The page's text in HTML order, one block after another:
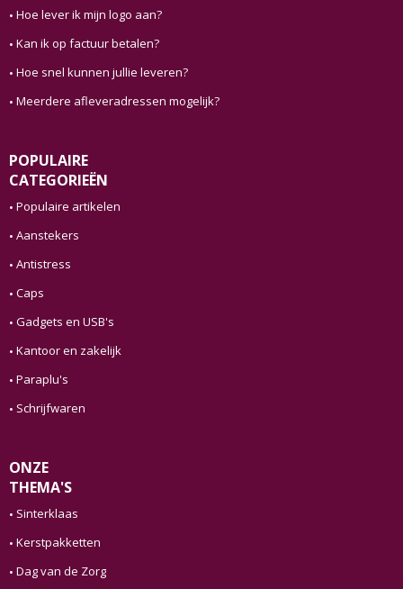
Hoe lever ik mijn logo aan?
Kan ik op factuur betalen?
Hoe snel kunnen jullie leveren?
Meerdere afleveradressen mogelijk?
POPULAIRE
CATEGORIEËN
Populaire artikelen
Aanstekers
Antistress
Caps
Gadgets en USB's
Kantoor en zakelijk
Paraplu's
Schrijfwaren
ONZE
THEMA'S
Sinterklaas
Kerstpakketten
Dag van de Zorg